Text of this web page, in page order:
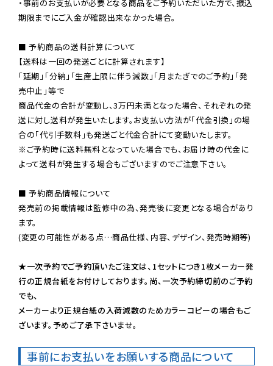
・事前のお支払いが必要となる商品をご予約いただいた方で、振込
期限までにご入金が確認出来なかった場合。
■ 予約商品の送料計算について
【送料は一回の発送ごとに計算されます】
「延期」「分納」「生産上限に伴う減数」「月またぎでのご予約」「発
売中止」等で
商品代金の合計が変動し、3万円未満となった場合、それぞれの発
送に対し送料が発生いたします。お支払い方法が「代金引換」の場
※ご予約時に送料無料となっていた場合でも、お届け時の代金に
よって送料が発生する場合もございますのでご注意下さい。
■ 予約商品情報について
発売前の掲載情報は監修中の為、発売後に変更となる場合があり
ます。
(変更の可能性がある点…商品仕様、内容、デザイン、発売時期等)
★一次予約でご予約頂いたご注文は、1セットにつき1枚メーカー発
行の正規台紙をお付けしております。尚、一次予約締切前のご予約
でも、
メーカーより正規台紙の入荷減数のためカラーコピーの場合もご
ざいます。予めご了承下さいませ。
事前にお支払いをお願いする商品について